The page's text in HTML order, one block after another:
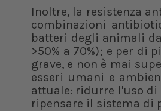
Inoltre, la resistenza
combinazioni
batteri degli animali
>50% a 70%); e per di
grave, e non è mai
esseri umani e
attuale: ridurre l'uso
ripensare il sistema di